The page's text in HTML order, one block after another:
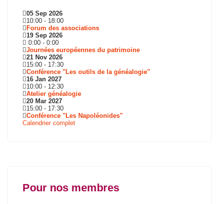
05 Sep 2026
10:00 - 18:00
Forum des associations
19 Sep 2026
0:00 - 0:00
Journées européennes du patrimoine
21 Nov 2026
15:00 - 17:30
Conférence "Les outils de la généalogie"
16 Jan 2027
10:00 - 12:30
Atelier généalogie
20 Mar 2027
15:00 - 17:30
Conférence "Les Napoléonides"
Calendrier complet
Pour nos membres